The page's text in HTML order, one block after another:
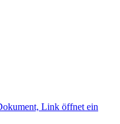
Link öffnet ein